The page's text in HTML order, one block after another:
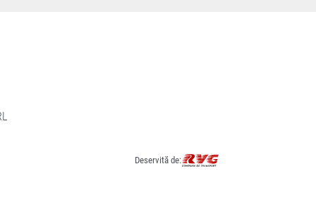
Deservită de: